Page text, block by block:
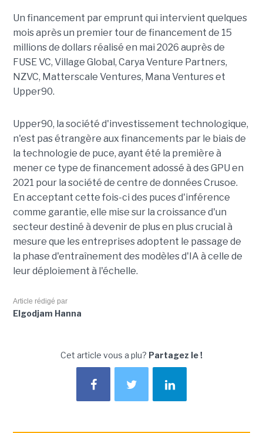
Un financement par emprunt qui intervient quelques
mois après un premier tour de financement de 15
millions de dollars réalisé en mai 2026 auprès de
FUSE VC, Village Global, Carya Venture Partners,
NZVC, Matterscale Ventures, Mana Ventures et
Upper90.
Upper90, la société d'investissement technologique,
n'est pas étrangère aux financements par le biais de
la technologie de puce, ayant été la première à
mener ce type de financement adossé à des GPU en
2021 pour la société de centre de données Crusoe.
En acceptant cette fois-ci des puces d'inférence
comme garantie, elle mise sur la croissance d'un
secteur destiné à devenir de plus en plus crucial à
mesure que les entreprises adoptent le passage de
la phase d'entraînement des modèles d'IA à celle de
leur déploiement à l'échelle.
Article rédigé par
Elgodjam Hanna
Cet article vous a plu? Partagez le !